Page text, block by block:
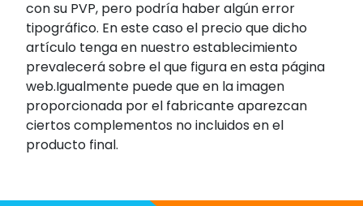
con su PVP, pero podría haber algún error
tipográfico. En este caso el precio que dicho
artículo tenga en nuestro establecimiento
prevalecerá sobre el que figura en esta página
web.Igualmente puede que en la imagen
proporcionada por el fabricante aparezcan
ciertos complementos no incluidos en el
producto final.